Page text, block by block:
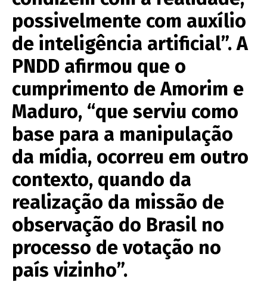
possivelmente com auxílio
de inteligência artificial”. A
PNDD afirmou que o
cumprimento de Amorim e
Maduro, “que serviu como
base para a manipulação
da mídia, ocorreu em outro
contexto, quando da
realização da missão de
observação do Brasil no
processo de votação no
país vizinho”.